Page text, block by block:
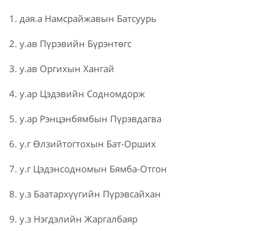
1. дая.а Намсрайжавын Батсуурь
2. у.ав Пүрэвийн Бүрэнтөгс
3. у.ав Оргихын Хангай
4. у.ар Цэдэвийн Содномдорж
5. у.ар Рэнцэнбямбын Пүрэвдагва
6. у.г Өлзийтогтохын Бат-Орших
7. у.г Цэдэнсодномын Бямба-Отгон
8. у.з Баатархүүгийн Пүрэвсайхан
9. у.з Нэгдэлийн Жаргалбаяр